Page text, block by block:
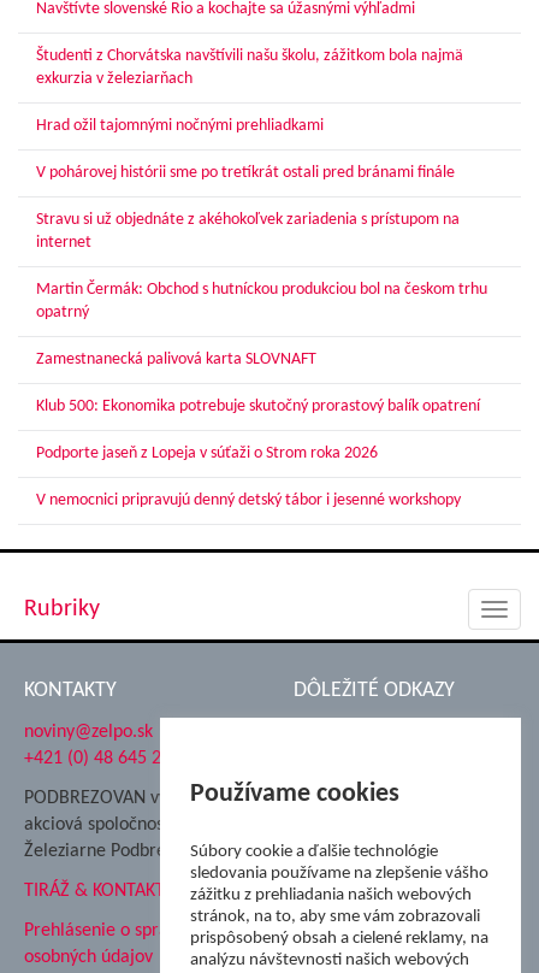
Navštívte slovenské Rio a kochajte sa úžasnými výhľadmi
Študenti z Chorvátska navštívili našu školu, zážitkom bola najmä
exkurzia v železiarňach
Hrad ožil tajomnými nočnými prehliadkami
V pohárovej histórii sme po tretíkrát ostali pred bránami finále
Stravu si už objednáte z akéhokoľvek zariadenia s prístupom na
internet
Martin Čermák: Obchod s hutníckou produkciou bol na českom trhu
opatrný
Zamestnanecká palivová karta SLOVNAFT
Klub 500: Ekonomika potrebuje skutočný prorastový balík opatrení
Podporte jaseň z Lopeja v súťaži o Strom roka 2026
V nemocnici pripravujú denný detský tábor i jesenné workshopy
Rubriky
KONTAKTY
noviny@zelpo.sk
+421 (0) 48 645 2711
PODBREZOVAN vydáva
akciová spoločnosť
Železiarne Podbrezová
TIRÁŽ & KONTAKT
Prehlásenie o spracovaní
osobných údajov
DÔLEŽITÉ ODKAZY
Nadácia Železiarne
ŽP Informatika s.r.o.
ŠK Železiarne Podbrezová
Tále a.s.
Používame cookies
Súbory cookie a ďalšie technológie
sledovania používame na zlepšenie vášho
zážitku z prehliadania našich webových
stránok, na to, aby sme vám zobrazovali
prispôsobený obsah a cielené reklamy, na
analýzu návštevnosti našich webových